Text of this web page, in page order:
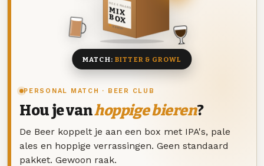
PERSONAL MATCH · BEER CLUB
Hou je vanhoppige bieren?
De Beer koppelt je aan een box met IPA's, pale
ales en hoppige verrassingen. Geen standaard
pakket. Gewoon raak.
DEZE MAAND
MIX
BOX
8 BIEREN
MATCH: BITTER & GROWL